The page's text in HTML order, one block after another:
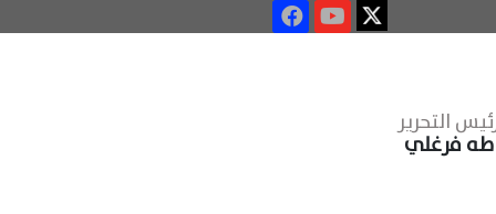
التحرير
طه فرغلي